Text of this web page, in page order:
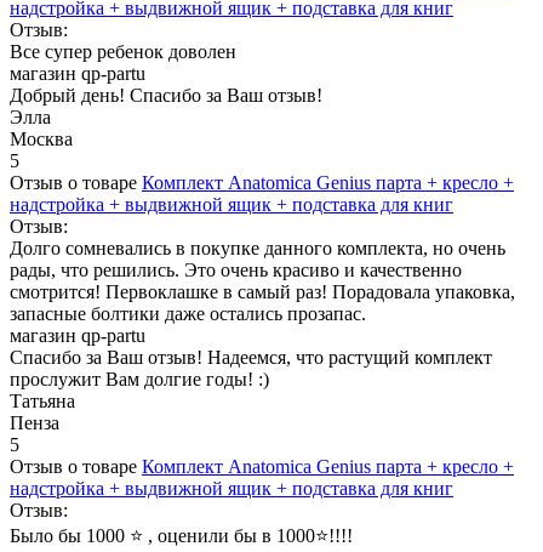
надстройка + выдвижной ящик + подставка для книг
Отзыв:
Все супер ребенок доволен
магазин qp-partu
Добрый день! Спасибо за Ваш отзыв!
Элла
Москва
5
Отзыв о товаре Комплект Anatomica Genius парта + кресло +
надстройка + выдвижной ящик + подставка для книг
Отзыв:
Долго сомневались в покупке данного комплекта, но очень
рады, что решились. Это очень красиво и качественно
смотрится! Первоклашке в самый раз! Порадовала упаковка,
запасные болтики даже остались прозапас.
магазин qp-partu
Спасибо за Ваш отзыв! Надеемся, что растущий комплект
прослужит Вам долгие годы! :)
Татьяна
Пенза
5
Отзыв о товаре Комплект Anatomica Genius парта + кресло +
надстройка + выдвижной ящик + подставка для книг
Отзыв:
Было бы 1000 ⭐️ , оценили бы в 1000⭐️!!!!